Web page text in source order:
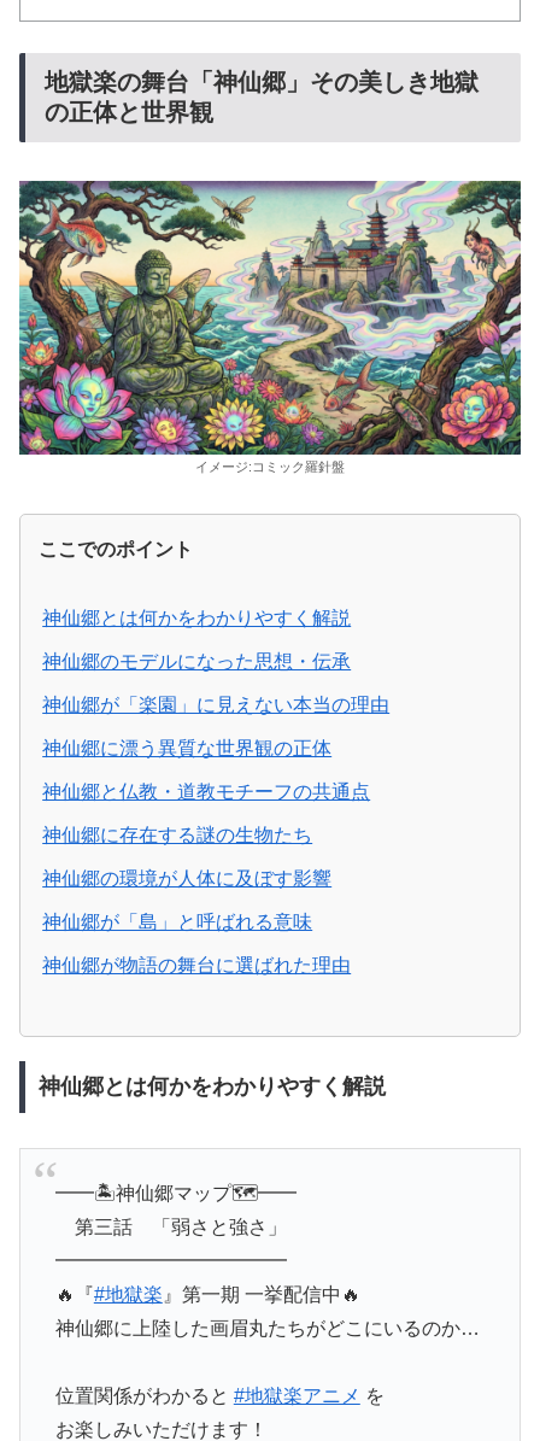
地獄楽の舞台「神仙郷」その美しき地獄
の正体と世界観
イメージ:コミック羅針盤
ここでのポイント
神仙郷とは何かをわかりやすく解説
神仙郷のモデルになった思想・伝承
神仙郷が「楽園」に見えない本当の理由
神仙郷に漂う異質な世界観の正体
神仙郷と仏教・道教モチーフの共通点
神仙郷に存在する謎の生物たち
神仙郷の環境が人体に及ぼす影響
神仙郷が「島」と呼ばれる意味
神仙郷が物語の舞台に選ばれた理由
神仙郷とは何かをわかりやすく解説
━━🏝️神仙郷マップ🗺️━━
第三話 「弱さと強さ」
━━━━━━━━━━━━
🔥『#地獄楽 』第一期 一挙配信中🔥
神仙郷に上陸した画眉丸たちがどこにいるのか…
位置関係がわかると #地獄楽アニメ を
お楽しみいただけます！